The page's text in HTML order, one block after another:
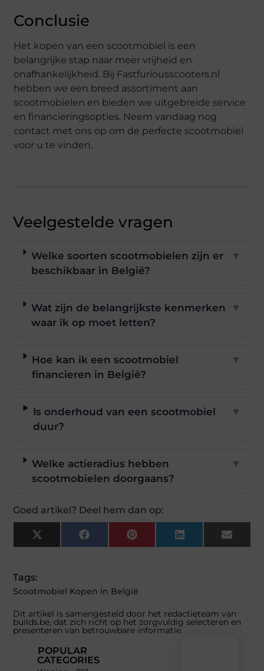
Conclusie
Het kopen van een scootmobiel is een
belangrijke stap naar meer vrijheid en
onafhankelijkheid. Bij Fastfuriousscooters.nl
hebben we een breed assortiment aan
scootmobielen en bieden we uitgebreide service
en financieringsopties. Neem vandaag nog
contact met ons op om de perfecte scootmobiel
voor u te vinden.
Veelgestelde vragen
Welke soorten scootmobielen zijn er
beschikbaar in België?
▼
Wat zijn de belangrijkste kenmerken
waar ik op moet letten?
▼
Hoe kan ik een scootmobiel
financieren in België?
▼
Is onderhoud van een scootmobiel
duur?
▼
Welke actieradius hebben
scootmobielen doorgaans?
▼
Goed artikel? Deel hem dan op:
X
(Twitter)
FacebookPinterestLinkedInEmail
Tags:
Scootmobiel Kopen in België
Dit artikel is samengesteld door het redactieteam van
builds.be, dat zich richt op het zorgvuldig selecteren en
presenteren van betrouwbare informatie.
POPULAR
CATEGORIES